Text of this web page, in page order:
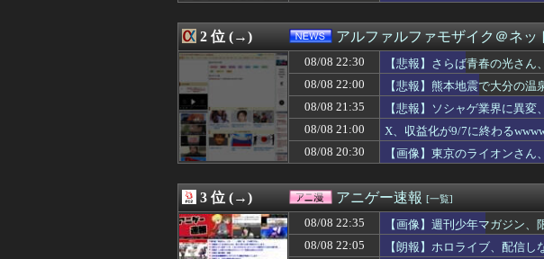
08/08 22:30
高校生2人が乗るスクーターと車が衝突し
08/08 22:30
【悲報】さらば青春の光さん、ひょうろく
08/08 22:30
隣の臭デブキング貧乏揺すり背中のけぞり
08/08 22:30
【悲報】葬送のフリーレンとかいうアウラ
08/08 22:30
マルチタスク苦手な夫。家事は最低全部や
08/08 22:29
嫁「生ハムを手作りしたよ！」俺「それ
08/08 22:29
【早稲田】”無銭飲食”複数の早大生が関与
08/08 22:25
【驚愕】女性の感度は男の７倍 クリトリ
08/08 22:25
【議論】旅系YouTuberって数万再生とか1
08/08 22:22
手マン嫌がる彼氏持ちギャル「ねぇもう
08/08 22:21
【コラム】れいわ新選組が失脚した理由…
08/08 22:21
【今はやってない】審判への性接待疑惑、
08/08 22:20
韓国人「大韓サッカー協会が過去に20人の
08/08 22:20
【韓国】ソウル 世界の若者に「最も人気
2 位 (→) アルファルファモザイク＠ネッ
08/08 22:30
【悲報】さらば青春の光さ
08/08 22:00
【悲報】熊本地震で大分の
08/08 21:35
【悲報】ソシャゲ業界に異
08/08 21:00
X、収益化が9/7に終わる
08/08 20:30
【画像】東京のライオンさん
3 位 (→) アニゲー速報 [一覧]
08/08 22:35
【画像】週刊少年マガジン、
08/08 22:05
【朗報】ホロライブ、配信